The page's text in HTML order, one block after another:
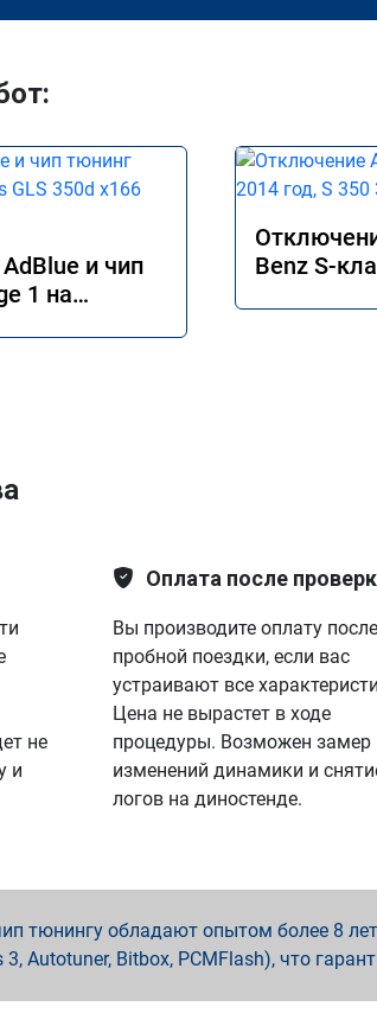
и чип
1 на
Benz S-
не
и
Оплата после
Вы производите оплату после
пробной поездки, если вас
устраивают все
Цена не вырастет в ходе
процедуры. Возможен замер
изменений динамики и
логов на диностенде.
тюнингу обладают опытом более 8
Autotuner, Bitbox, PCMFlash), что